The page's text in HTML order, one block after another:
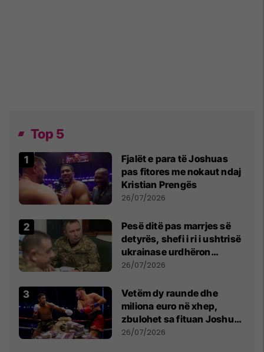
Top 5
Fjalët e para të Joshuas
pas fitores me nokaut ndaj
Kristian Prengës
26/07/2026
Pesë ditë pas marrjes së
detyrës, shefi i ri i ushtrisë
ukrainase urdhëron
kontroll të madh
26/07/2026
Vetëm dy raunde dhe
miliona euro në xhep,
zbulohet sa fituan Joshua
e Prenga
26/07/2026